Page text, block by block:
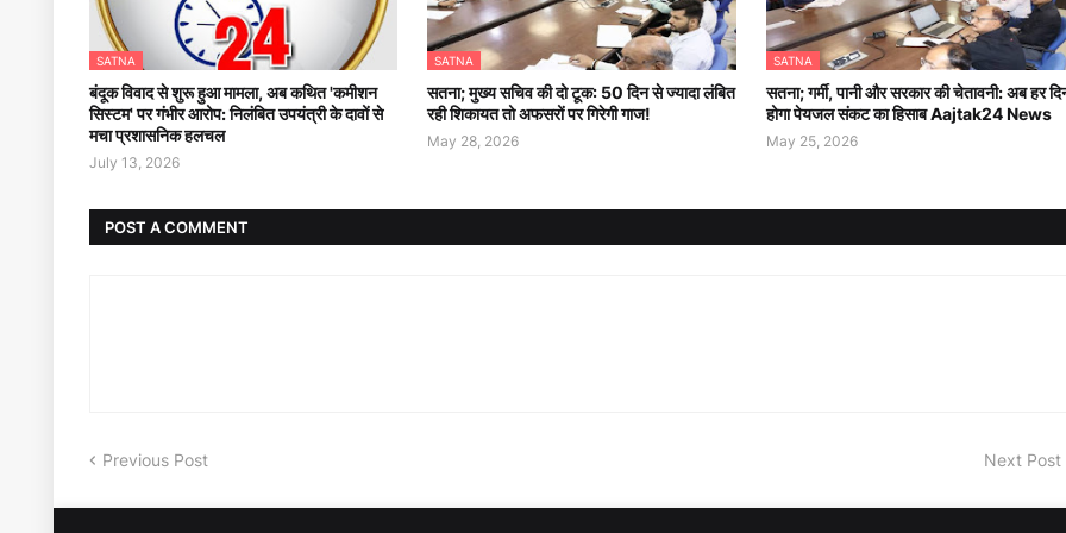
SATNA
बंदूक विवाद से शुरू हुआ मामला, अब कथित 'कमीशन
सिस्टम' पर गंभीर आरोप: निलंबित उपयंत्री के दावों से
मचा प्रशासनिक हलचल
July 13, 2026
SATNA
सतना; मुख्य सचिव की दो टूक: 50 दिन से ज्यादा लंबित
रही शिकायत तो अफसरों पर गिरेगी गाज!
May 28, 2026
SATNA
सतना; गर्मी, पानी और सरकार की चेतावनी: अब हर
होगा पेयजल संकट का हिसाब Aajtak24 News
May 25, 2026
POST A COMMENT
Previous Post Next Post